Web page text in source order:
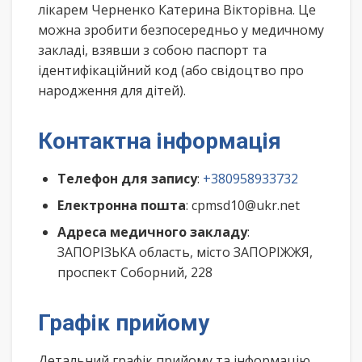
лікарем Черненко Катерина Вікторівна. Це
можна зробити безпосередньо у медичному
закладі, взявши з собою паспорт та
ідентифікаційний код (або свідоцтво про
народження для дітей).
Контактна інформація
Телефон для запису: +380958933732
Електронна пошта: cpmsd10@ukr.net
Адреса медичного закладу:
ЗАПОРІЗЬКА область, місто ЗАПОРІЖЖЯ,
проспект Соборний, 228
Графік прийому